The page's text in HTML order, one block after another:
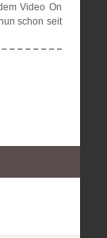
Video On
schon seit